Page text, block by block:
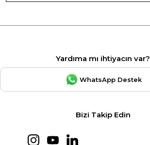
Yardıma mı ihtiyacın var?
WhatsApp Destek
Bizi Takip Edin